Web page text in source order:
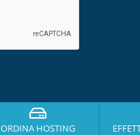
ORDINA HOSTING